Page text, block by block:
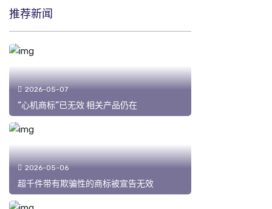
推荐新闻
2026-05-07
“心机商标”已无效 相关产品仍在
2026-05-06
超千件带有欺骗性的商标被宣告无效